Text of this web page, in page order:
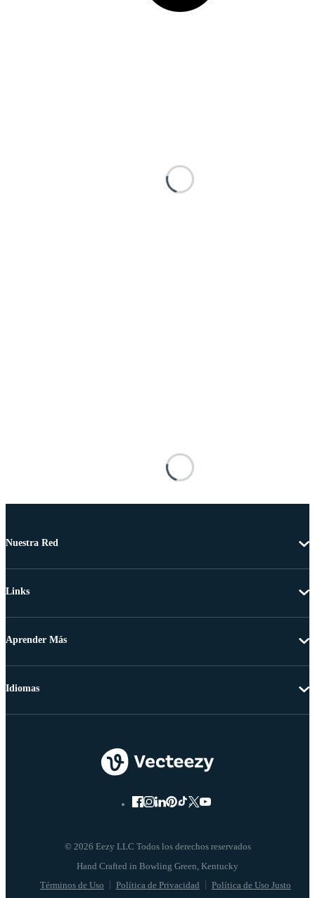
Nuestra Red
Links
Aprender Más
© 2026 Eezy LLC Todos los derechos reservados
Términos de Uso Política de Privacidad Política de Uso Justo
Idiomas